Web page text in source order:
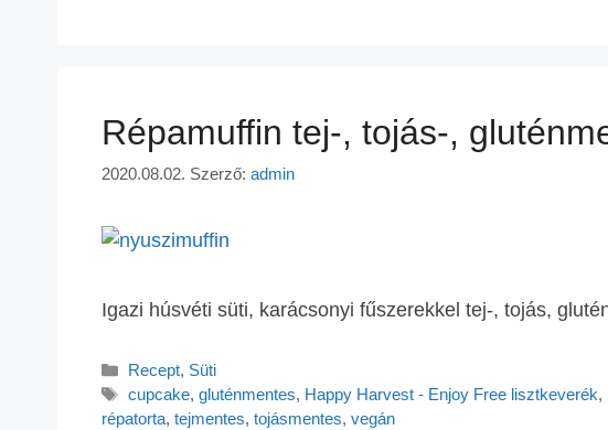
Répamuffin tej-, tojás-,
2020.08.02. Szerző: admin
Igazi húsvéti süti, karácsonyi fűszerekkel tej-, tojás,
Recept, Süti
cupcake,gluténmentes, Happy Harvest - Enjoy Free lisztkeverék,
répatorta, tejmentes, tojásmentes, vegán